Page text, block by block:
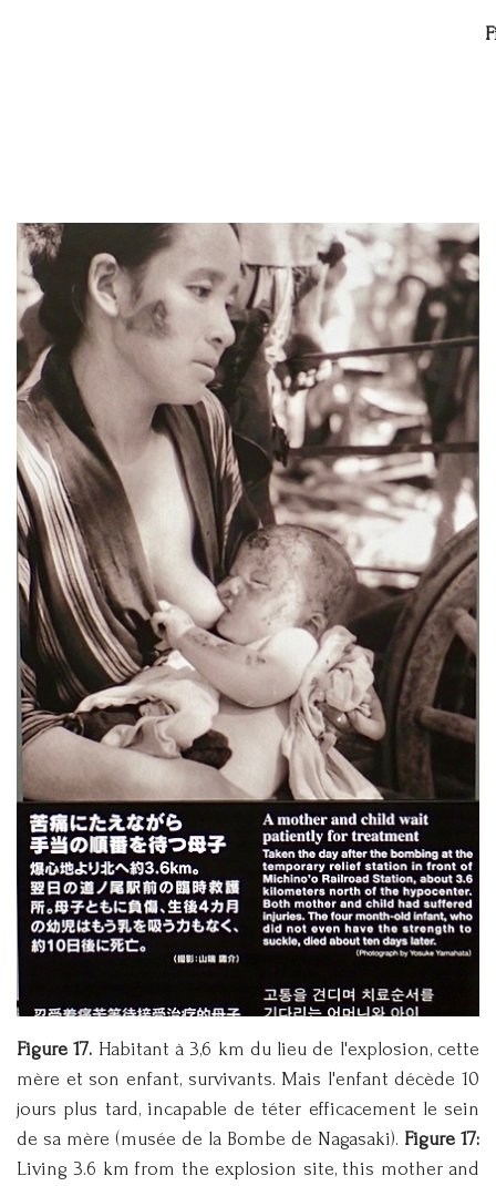
Figure 17. Habitant à 3,6 km du lieu de l'explosion, cette
mère et son enfant, survivants. Mais l'enfant décède 10
jours plus tard, incapable de téter efficacement le sein
de sa mère (musée de la Bombe de Nagasaki). Figure 17:
Living 3.6 km from the explosion site, this mother and